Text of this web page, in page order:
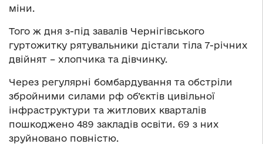
міни.
Того ж дня з-під завалів Чернігівського
гуртожитку рятувальники дістали тіла 7-річних
двійнят – хлопчика та дівчинку.
Через регулярні бомбардування та обстріли
збройними силами рф об’єктів цивільної
інфраструктури та житлових кварталів
пошкоджено 489 закладів освіти. 69 з них
зруйновано повністю.